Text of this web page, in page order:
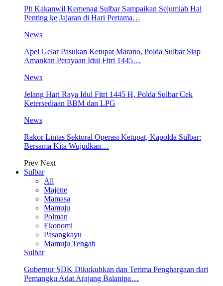
Plt Kakanwil Kemenag Sulbar Sampaikan Sejumlah Hal
Penting ke Jajaran di Hari Pertama…
News
Apel Gelar Pasukan Ketupat Marano, Polda Sulbar Siap
Amankan Perayaan Idul Fitri 1445…
News
Jelang Hari Raya Idul Fitri 1445 H, Polda Sulbar Cek
Ketersediaan BBM dan LPG
News
Rakor Lintas Sektoral Operasi Ketupat, Kapolda Sulbar:
Bersama Kita Wujudkan…
Prev Next
Sulbar
All
Majene
Mamasa
Mamuju
Polman
Ekonomi
Pasangkayu
Mamuju Tengah
Sulbar
Gubernur SDK Dikukuhkan dan Terima Penghargaan dari
Pemangku Adat Arajang Balanipa…